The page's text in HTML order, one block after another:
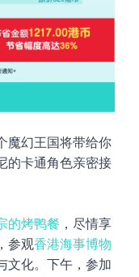
魔幻王国将带给你
的卡通角色亲密接
的烤鸭餐 ，尽情享
参观香港海事博物
文化。下午，参加